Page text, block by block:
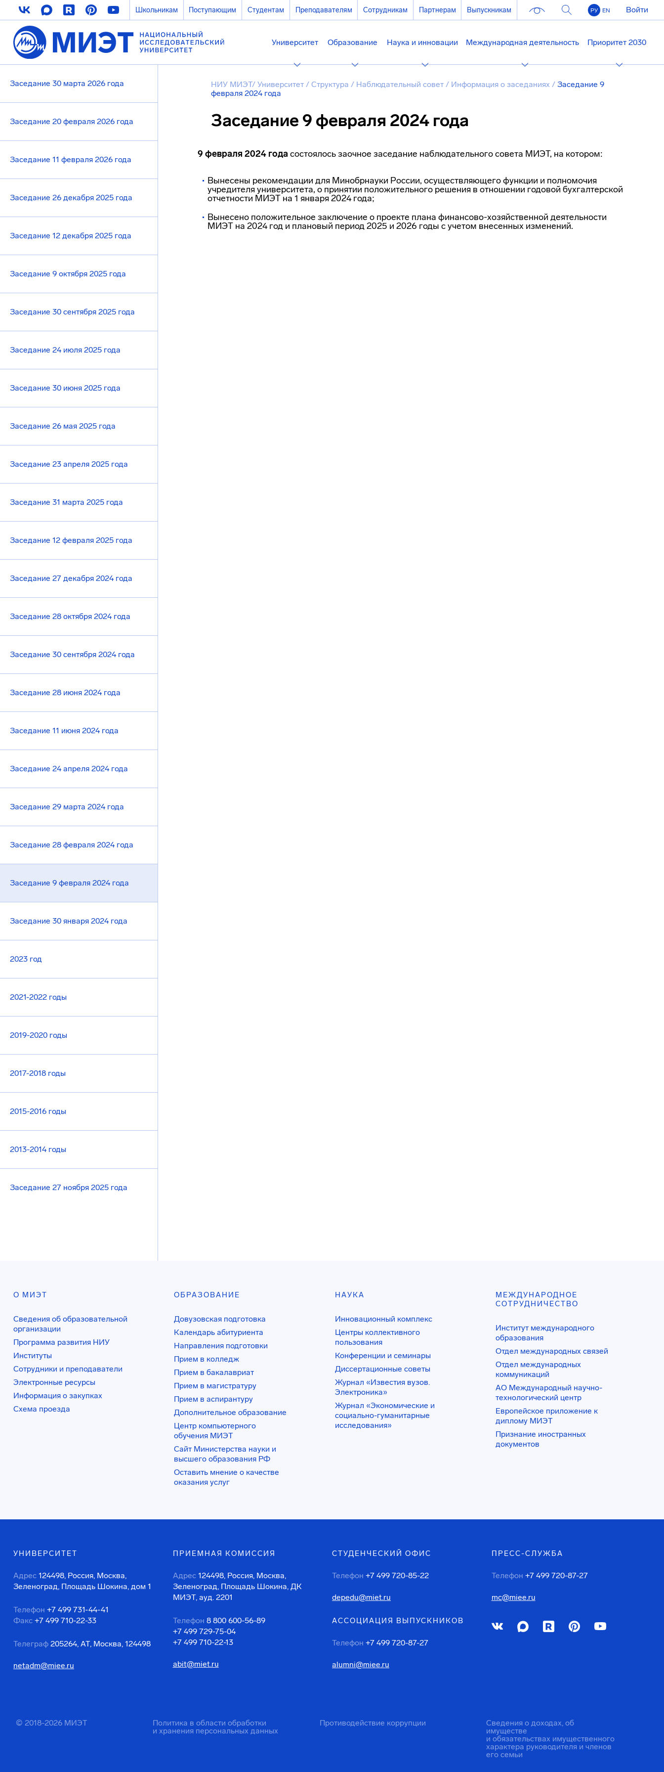
Школьникам Поступающим Студентам Преподавателям Сотрудникам Партнерам Выпускникам РУ EN Войти
Университет Образование Наука и инновации Международная деятельность Приоритет 2030
Заседание 30 марта 2026 года
Заседание 20 февраля 2026 года
Заседание 11 февраля 2026 года
Заседание 26 декабря 2025 года
Заседание 12 декабря 2025 года
Заседание 9 октября 2025 года
Заседание 30 сентября 2025 года
Заседание 24 июля 2025 года
Заседание 30 июня 2025 года
Заседание 26 мая 2025 года
Заседание 23 апреля 2025 года
Заседание 31 марта 2025 года
Заседание 12 февраля 2025 года
Заседание 27 декабря 2024 года
Заседание 28 октября 2024 года
Заседание 30 сентября 2024 года
Заседание 28 июня 2024 года
Заседание 11 июня 2024 года
Заседание 24 апреля 2024 года
Заседание 29 марта 2024 года
Заседание 28 февраля 2024 года
Заседание 9 февраля 2024 года
Заседание 30 января 2024 года
2023 год
2021-2022 годы
2019-2020 годы
2017-2018 годы
2015-2016 годы
2013-2014 годы
Заседание 27 ноября 2025 года
НИУ МИЭТ/ Университет / Структура / Наблюдательный совет / Информация о заседаниях / Заседание 9
февраля 2024 года
Заседание 9 февраля 2024 года
9 февраля 2024 года состоялось заочное заседание наблюдательного совета МИЭТ, на котором:
Вынесены рекомендации для Минобрнауки России, осуществляющего функции и полномочия
учредителя университета, о принятии положительного решения в отношении годовой бухгалтерской
отчетности МИЭТ на 1 января 2024 года;
Вынесено положительное заключение о проекте плана финансово-хозяйственной деятельности
МИЭТ на 2024 год и плановый период 2025 и 2026 годы с учетом внесенных изменений.
О МИЭТ
Сведения об образовательной
организации
Программа развития НИУ
Институты
Сотрудники и преподаватели
Электронные ресурсы
Информация о закупках
Схема проезда
ОБРАЗОВАНИЕ
Довузовская подготовка
Календарь абитуриента
Направления подготовки
Прием в колледж
Прием в бакалавриат
Прием в магистратуру
Прием в аспирантуру
Дополнительное образование
Центр компьютерного
обучения МИЭТ
Сайт Министерства науки и
высшего образования РФ
Оставить мнение о качестве
оказания услуг
НАУКА
Инновационный комплекс
Центры коллективного
пользования
Конференции и семинары
Диссертационные советы
Журнал «Известия вузов.
Электроника»
Журнал «Экономические и
социально-гуманитарные
исследования»
МЕЖДУНАРОДНОЕ
СОТРУДНИЧЕСТВО
Институт международного
образования
Отдел международных связей
Отдел международных
коммуникаций
АО Международный научно-
технологический центр
Европейское приложение к
диплому МИЭТ
Признание иностранных
документов
УНИВЕРСИТЕТ
Адрес 124498, Россия, Москва,
Зеленоград, Площадь Шокина, дом 1
Телефон +7 499 731-44-41
Факс +7 499 710-22-33
Телеграф 205264, АТ, Москва, 124498
netadm@miee.ru
ПРИЕМНАЯ КОМИССИЯ
Адрес 124498, Россия, Москва,
Зеленоград, Площадь Шокина, ДК
МИЭТ, ауд. 2201
Телефон 8 800 600-56-89
+7 499 729-75-04
+7 499 710-22-13
abit@miet.ru
СТУДЕНЧЕСКИЙ ОФИС
Телефон +7 499 720-85-22
depedu@miet.ru
АССОЦИАЦИЯ ВЫПУСКНИКОВ
Телефон +7 499 720-87-27
alumni@miee.ru
ПРЕСС-СЛУЖБА
Телефон +7 499 720-87-27
mc@miee.ru
© 2018-2026 МИЭТ
Политика в области обработки
и хранения персональных данных
Противодействие коррупции
Сведения о доходах, об
имуществе
и обязательствах имущественного
характера руководителя и членов
его семьи